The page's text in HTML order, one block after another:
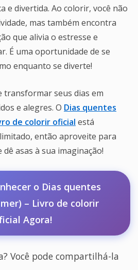
e divertida. Ao colorir, você não
mas também encontra
que alivia o estresse e
É uma oportunidade de se
enquanto se diverte!
transformar seus dias em
e alegres. O Dias quentes
de colorir oficial está
então aproveite para
asas à sua imaginação!
o Dias quentes
– Livro de colorir
Agora!
Você pode compartilhá-la